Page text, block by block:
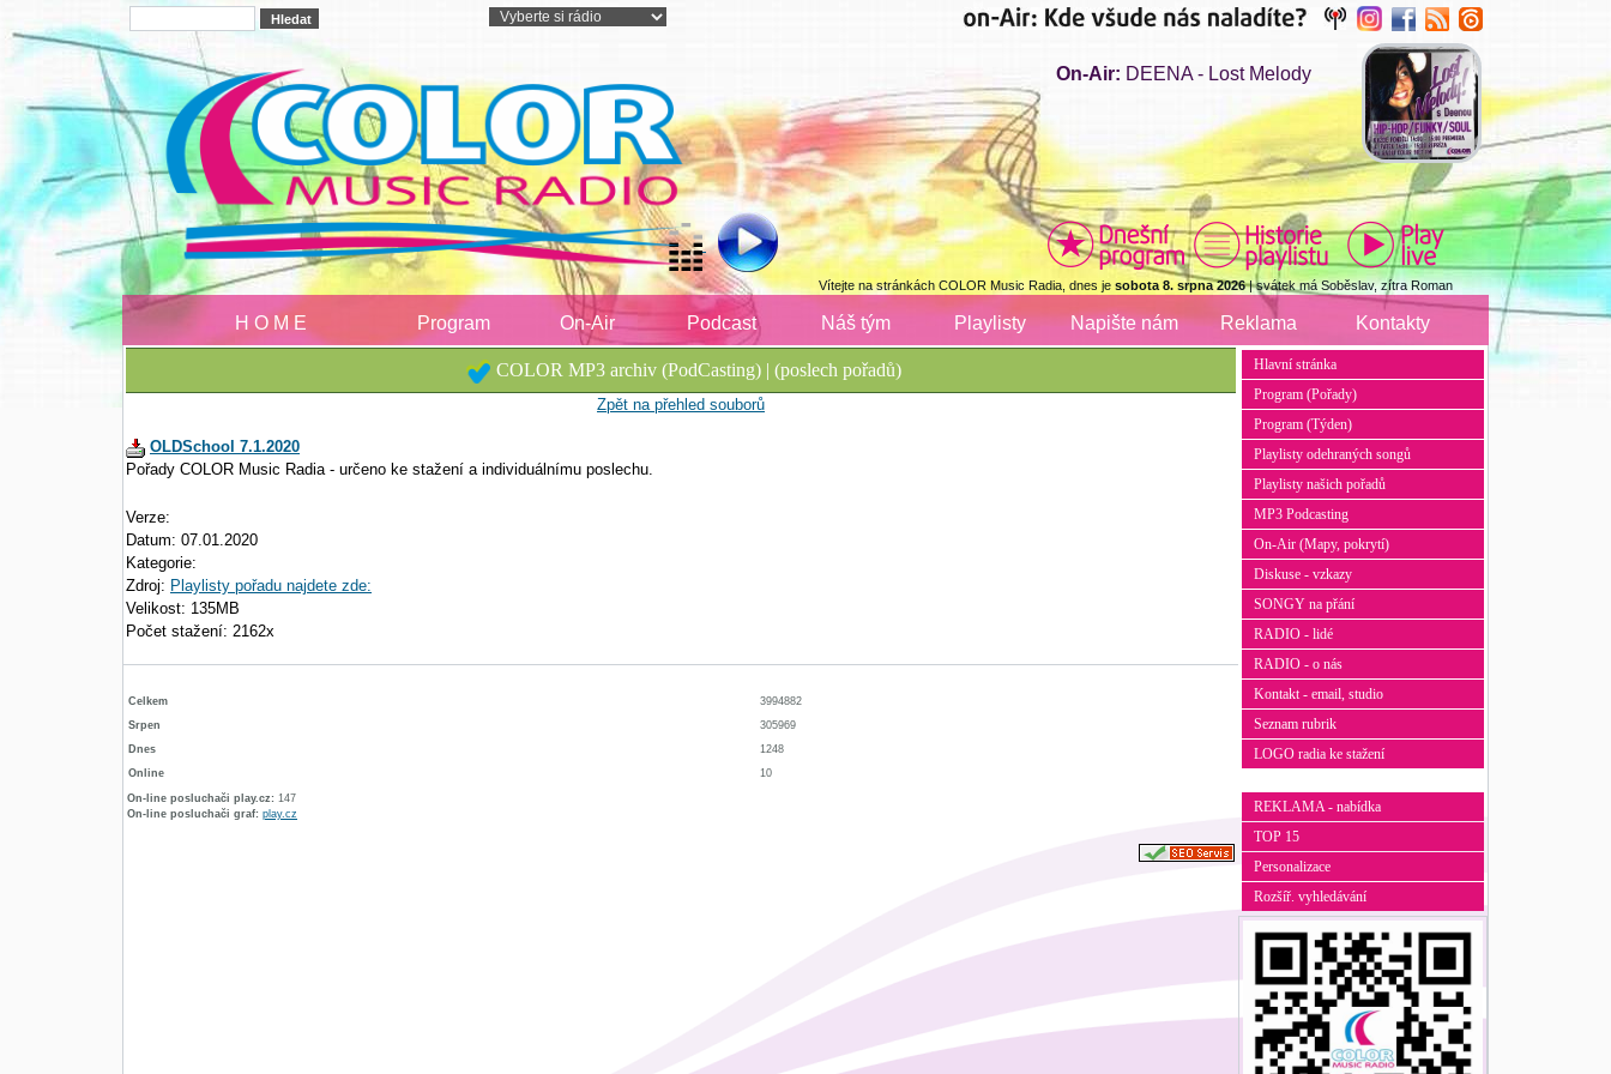
On-Air: DEENA - Lost Melody
Vítejte na stránkách COLOR Music Radia, dnes je sobota 8. srpna 2026| svátek má Soběslav, zítra Roman
H O M E Program On-Air Podcast Náš tým Playlisty Napište nám Reklama Kontakty
COLOR MP3 archiv (PodCasting) | (poslech pořadů)
Zpět na přehled souborů
OLDSchool 7.1.2020
Pořady COLOR Music Radia - určeno ke stažení a individuálnímu poslechu.
Verze:
Datum: 07.01.2020
Kategorie:
Zdroj: Playlisty pořadu najdete zde:
Velikost: 135MB
Počet stažení: 2162x
Celkem
3994882
Srpen
305969
Dnes
1248
Online
10
On-line posluchači play.cz: 147
On-line posluchači graf: play.cz
Hlavní stránka
Program (Pořady)
Program (Týden)
Playlisty odehraných songů
Playlisty našich pořadů
MP3 Podcasting
On-Air (Mapy, pokrytí)
Diskuse - vzkazy
SONGY na přání
RADIO - lidé
RADIO - o nás
Kontakt - email, studio
Seznam rubrik
LOGO radia ke stažení
REKLAMA - nabídka
TOP 15
Personalizace
Rozšíř. vyhledávání